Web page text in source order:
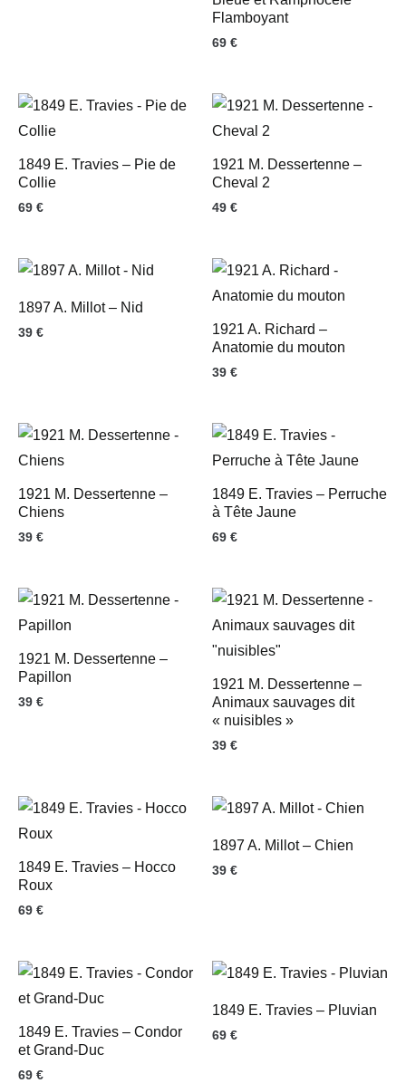
Flamboyant
69 €
1849 E. Travies – Pie de
Collie
69 €
1921 M. Dessertenne –
Cheval 2
49 €
1897 A. Millot – Nid
39 €
1921 A. Richard –
Anatomie du mouton
39 €
1921 M. Dessertenne –
Chiens
39 €
1849 E. Travies – Perruche
à Tête Jaune
69 €
1921 M. Dessertenne –
Papillon
39 €
1921 M. Dessertenne –
Animaux sauvages dit
« nuisibles »
39 €
1849 E. Travies – Hocco
Roux
69 €
1897 A. Millot – Chien
39 €
1849 E. Travies – Condor
et Grand-Duc
69 €
1849 E. Travies – Pluvian
69 €